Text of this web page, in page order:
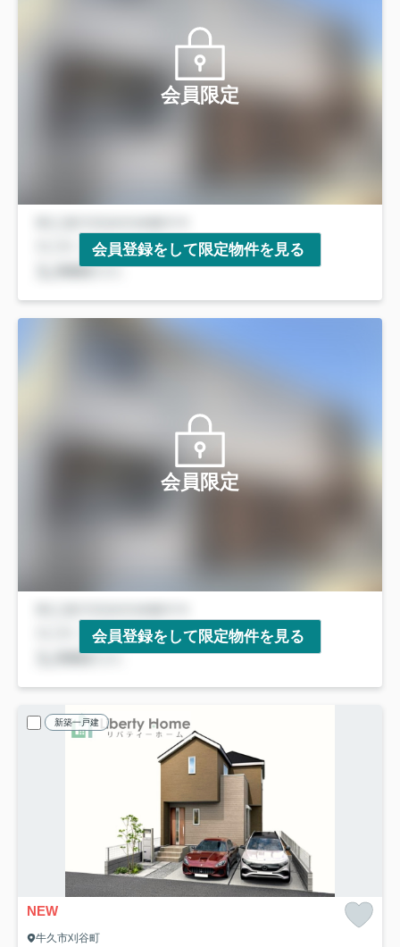
会員限定
会員登録をして限定物件を見る
会員限定
会員登録をして限定物件を見る
新築一戸建
NEW
牛久市刈谷町